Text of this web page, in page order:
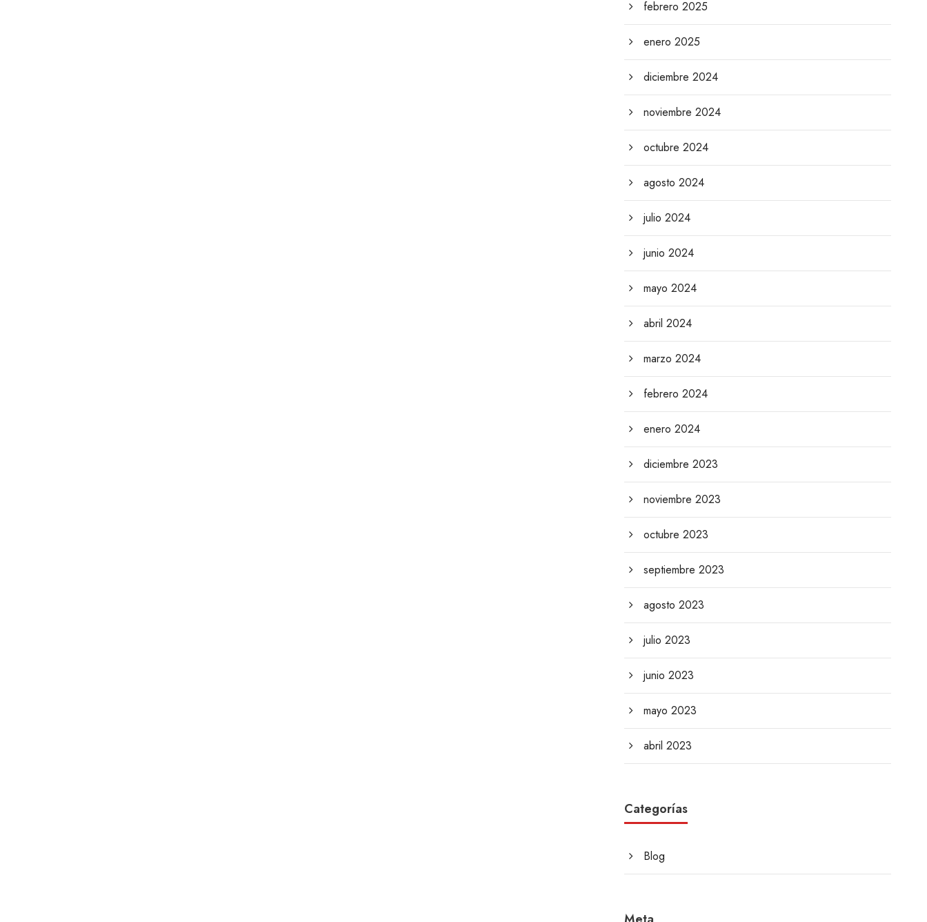
febrero 2025
enero 2025
diciembre 2024
noviembre 2024
octubre 2024
agosto 2024
julio 2024
junio 2024
mayo 2024
abril 2024
marzo 2024
febrero 2024
enero 2024
diciembre 2023
noviembre 2023
octubre 2023
septiembre 2023
agosto 2023
julio 2023
junio 2023
mayo 2023
abril 2023
Categorías
Blog